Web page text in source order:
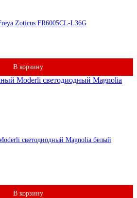
Zoticus FR6005CL-L36G
В корзину
светодиодный Magnolia белый
В корзину